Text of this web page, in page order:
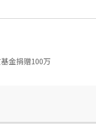
金捐赠100万